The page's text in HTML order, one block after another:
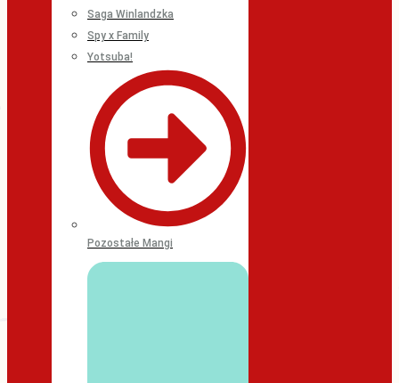
Saga Winlandzka
Spy x Family
Yotsuba!
Pozostałe Mangi